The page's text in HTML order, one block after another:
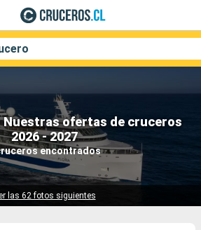
Nuestras ofertas de cruceros
2026 - 2027
encontrados
las 62 fotos siguientes